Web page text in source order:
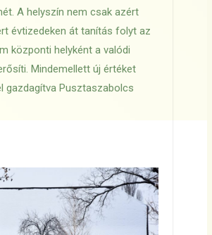
A helyszín nem csak azért
évtizedeken át tanítás folyt az
központi helyként a valódi
Mindemellett új értéket
gazdagítva Pusztaszabolcs